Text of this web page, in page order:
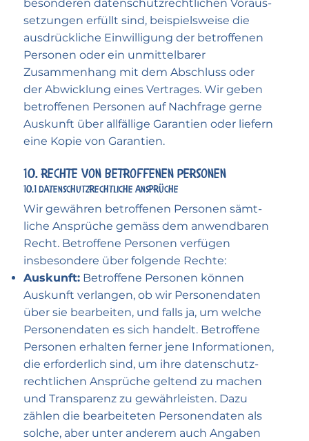
besonderen daten­schutz­rechtlichen Voraus­
setzungen erfüllt sind, beispiels­weise die
ausdrückliche Ein­willigung der betroffenen
Personen oder ein unmittelbarer
Zusammen­hang mit dem Abschluss oder
der Abwicklung eines Vertrages. Wir geben
betroffenen Personen auf Nachfrage gerne
Auskunft über allfällige Garantien oder liefern
eine Kopie von Garantien.
10. Rechte von betroffenen Personen
10.1 Daten­schutz­rechtliche Ansprüche
Wir gewähren betroffenen Personen sämt­
liche Ansprüche gemäss dem anwendbaren
Recht. Betroffene Personen verfügen
insbesondere über folgende Rechte:
Auskunft: Betroffene Personen können
Auskunft verlangen, ob wir Personen­daten
über sie bearbeiten, und falls ja, um welche
Personen­daten es sich handelt. Betroffene
Personen erhalten ferner jene Infor­mationen,
die erforder­lich sind, um ihre daten­schutz­
rechtlichen Ansprüche geltend zu machen
und Trans­parenz zu gewähr­leisten. Dazu
zählen die bearbeiteten Personen­daten als
solche, aber unter anderem auch Angaben